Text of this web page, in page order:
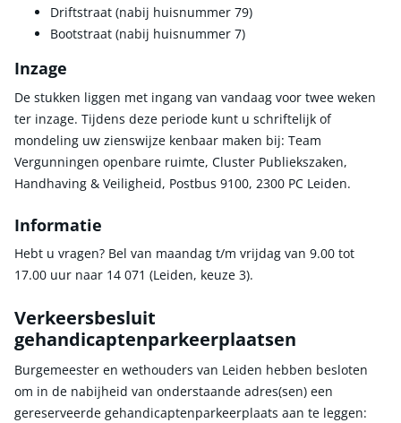
Driftstraat (nabij huisnummer 79)
Bootstraat (nabij huisnummer 7)
Inzage
De stukken liggen met ingang van vandaag voor twee weken
ter inzage. Tijdens deze periode kunt u schriftelijk of
mondeling uw zienswijze kenbaar maken bij: Team
Vergunningen openbare ruimte, Cluster Publiekszaken,
Handhaving & Veiligheid, Postbus 9100, 2300 PC Leiden.
Informatie
Hebt u vragen? Bel van maandag t/m vrijdag van 9.00 tot
17.00 uur naar 14 071 (Leiden, keuze 3).
Verkeersbesluit
gehandicaptenparkeerplaatsen
Burgemeester en wethouders van Leiden hebben besloten
om in de nabijheid van onderstaande adres(sen) een
gereserveerde gehandicaptenparkeerplaats aan te leggen: